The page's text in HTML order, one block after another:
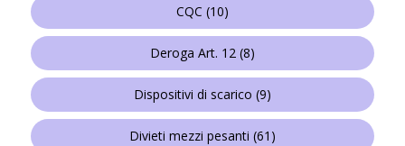
CQC (10)
Deroga Art. 12(8)
Dispositivi di scarico (9)
Divieti mezzi pesanti (61)